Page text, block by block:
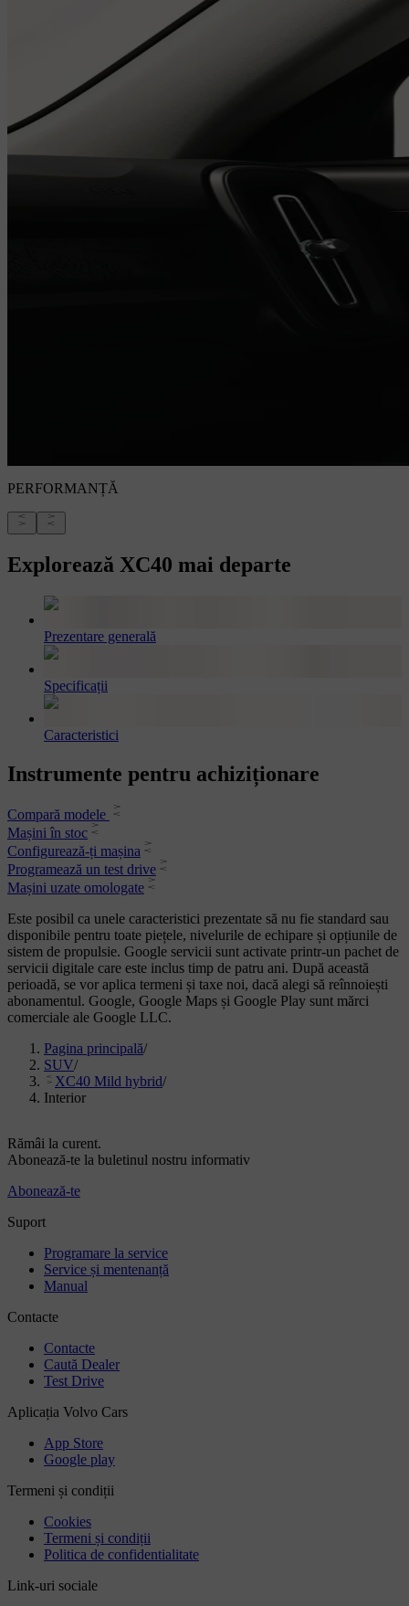
PERFORMANȚĂ
Explorează XC40 mai departe
Prezentare generală
Specificații
Caracteristici
Instrumente pentru achiziționare
Compară modele
Mașini în stoc
Configurează-ți mașina
Programează un test drive
Mașini uzate omologate
Este posibil ca unele caracteristici prezentate să nu fie standard sau
disponibile pentru toate piețele, nivelurile de echipare și opțiunile de
sistem de propulsie. Google servicii sunt activate printr-un pachet de
servicii digitale care este inclus timp de patru ani. După această
perioadă, se vor aplica termeni și taxe noi, dacă alegi să reînnoiești
abonamentul. Google, Google Maps și Google Play sunt mărci
comerciale ale Google LLC.
Pagina principală/
SUV/
XC40 Mild hybrid/
Interior